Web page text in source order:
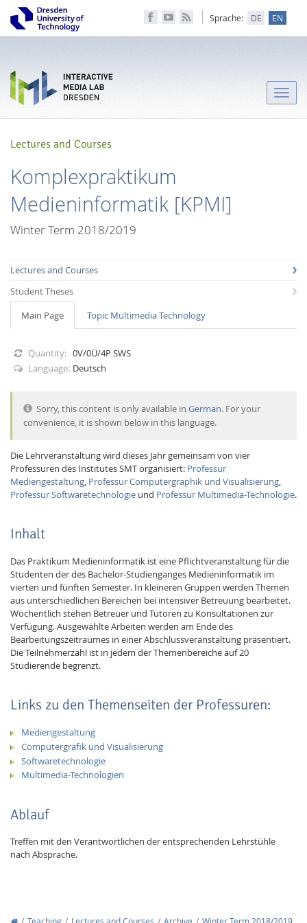
Facebook
Youtube
RSS
Sprache: DE EN
Interactive Media
Toggle
Lectures and Courses
Komplexpraktikum
Medieninformatik [KPMI]
Winter Term 2018/2019
Lectures and Courses
Student Theses
Main Page
Topic Multimedia Technology
Quantity: 0V/0Ü/4P SWS
Language: Deutsch
Sorry, this content is only available inGerman. For your
convenience, it is shown below in this language.
Die Lehrveranstaltung wird dieses Jahr gemeinsam von vier
Professuren des Institutes SMT organisiert: Professur
Mediengestaltung, Professur Computergraphik und Visualisierung,
Professur Softwaretechnologie und Professur Multimedia-Technologie.
Inhalt
Das Praktikum Medieninformatik ist eine Pflichtveranstaltung für die
Studenten der des Bachelor-Studienganges Medieninformatik im
vierten und fünften Semester. In kleineren Gruppen werden Themen
aus unterschiedlichen Bereichen bei intensiver Betreuung bearbeitet.
Wöchentlich stehen Betreuer und Tutoren zu Konsultationen zur
Verfügung. Ausgewählte Arbeiten werden am Ende des
Bearbeitungszeitraumes in einer Abschlussveranstaltung präsentiert.
Die Teilnehmerzahl ist in jedem der Themenbereiche auf 20
Studierende begrenzt.
Links zu den Themenseiten der Professuren:
Mediengestaltung
Computergrafik und Visualisierung
Softwaretechnologie
Multimedia-Technologien
Ablauf
Treffen mit den Verantwortlichen der entsprechenden Lehrstühle
nach Absprache.